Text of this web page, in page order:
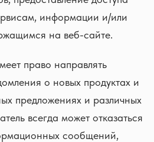
информации и/или
на веб-сайте.
право направлять
о новых продуктах и
предложениях и различных
всегда может отказаться
сообщений,